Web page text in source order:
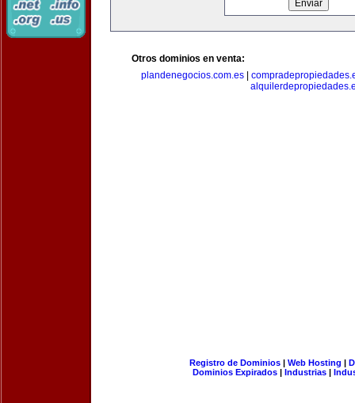
Otros dominios en venta:
plandenegocios.com.es|
Registro de Dominios| Web Hosting |
Dominios Expirados | Industrias |